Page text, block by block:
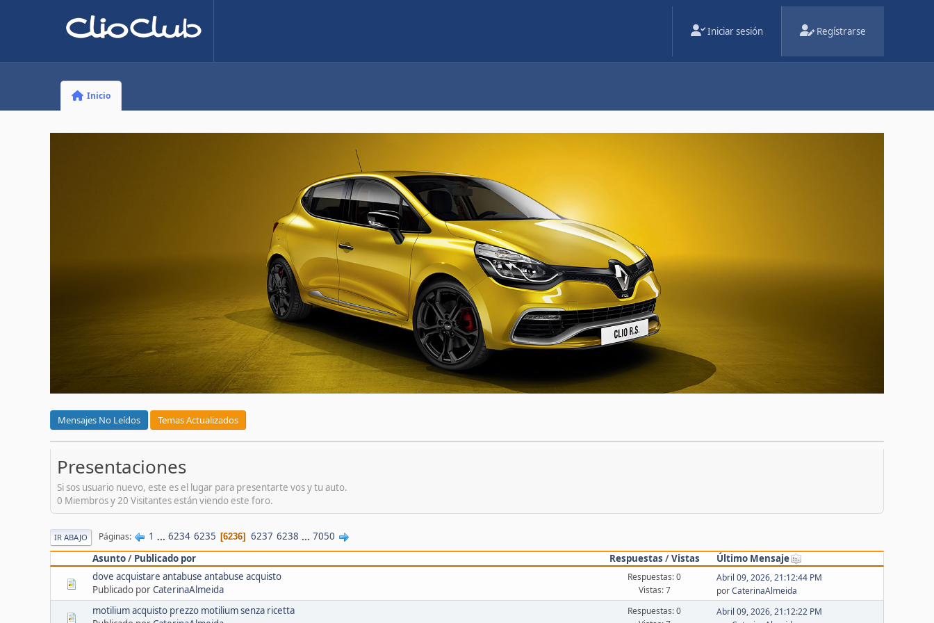
Iniciar sesión Regístrarse
Inicio
Mensajes No Leídos Temas Actualizados
Presentaciones
Si sos usuario nuevo, este es el lugar para presentarte vos y tu auto.
0 Miembros y 20 Visitantes están viendo este foro.
IR ABAJO Páginas 1 ... 6234 6235 6236 6237 6238 ... 7050
Asunto/ Publicado por Respuestas /Vistas
Último Mensaje
dove acquistare antabuse antabuse acquisto
Publicado porCaterinaAlmeida
Respuestas: 0
Vistas: 7
Abril 09, 2026, 21:12:44 PM
porCaterinaAlmeida
motilium acquisto prezzo motilium senza ricetta
Respuestas: 0
Abril 09, 2026, 21:12:22 PM